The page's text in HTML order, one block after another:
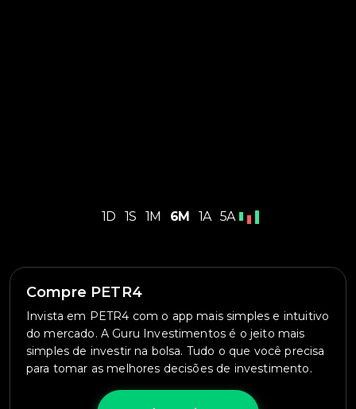
1D 1S 1M 6M 1A 5A
Compre PETR4
Invista em PETR4 com o app mais simples e intuitivo
do mercado. A Guru Investimentos é o jeito mais
simples de investir na bolsa. Tudo o que você precisa
para tomar as melhores decisões de investimento.